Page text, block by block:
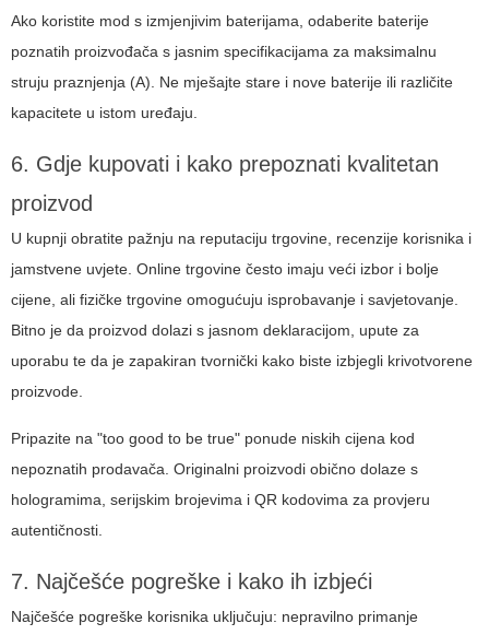
Ako koristite mod s izmjenjivim baterijama, odaberite baterije
poznatih proizvođača s jasnim specifikacijama za maksimalnu
struju praznjenja (A). Ne mješajte stare i nove baterije ili različite
kapacitete u istom uređaju.
6. Gdje kupovati i kako prepoznati kvalitetan
proizvod
U kupnji obratite pažnju na reputaciju trgovine, recenzije korisnika i
jamstvene uvjete. Online trgovine često imaju veći izbor i bolje
cijene, ali fizičke trgovine omogućuju isprobavanje i savjetovanje.
Bitno je da proizvod dolazi s jasnom deklaracijom, upute za
uporabu te da je zapakiran tvornički kako biste izbjegli krivotvorene
proizvode.
Pripazite na "too good to be true" ponude niskih cijena kod
nepoznatih prodavača. Originalni proizvodi obično dolaze s
hologramima, serijskim brojevima i QR kodovima za provjeru
autentičnosti.
7. Najčešće pogreške i kako ih izbjeći
Najčešće pogreške korisnika uključuju: nepravilno primanje